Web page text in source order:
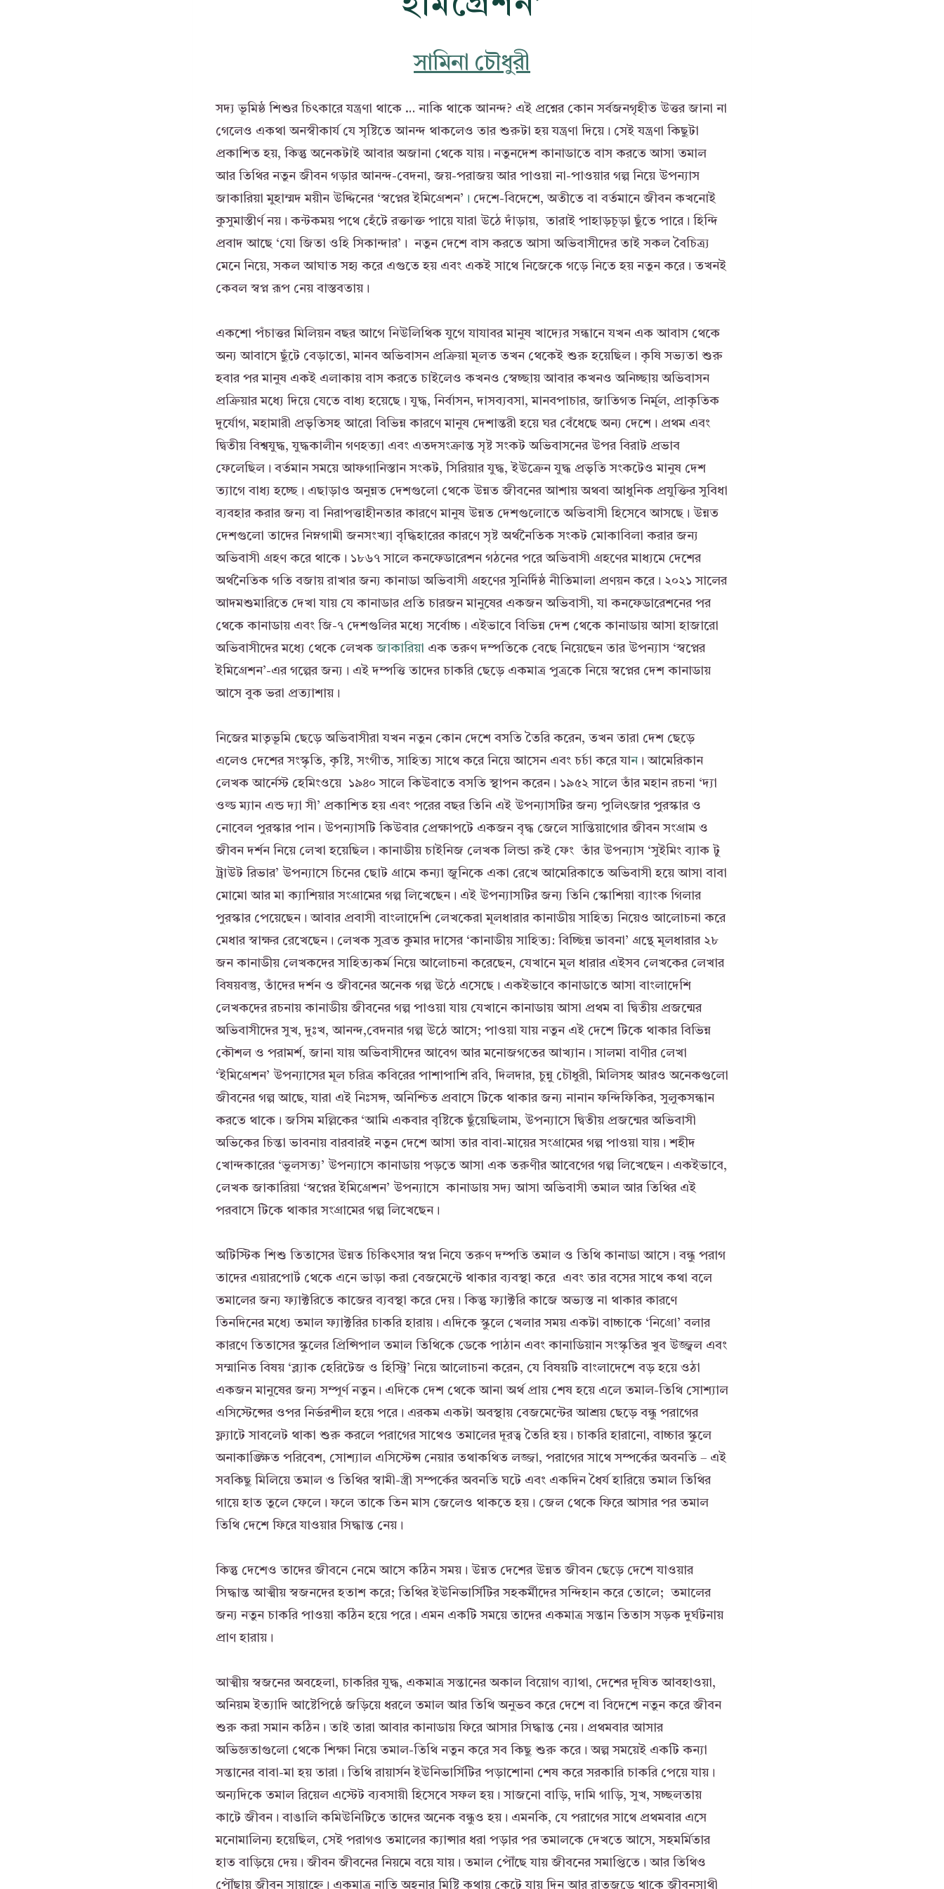
সামিনা চৌধুরী
সদ্য ভূমিষ্ঠ শিশুর চিৎকারে যন্ত্রণা থাকে … নাকি থাকে আনন্দ? এই প্রশ্নের কোন সর্বজনগৃহীত উত্তর জানা না
গেলেও একথা অনস্বীকার্য যে সৃষ্টিতে আনন্দ থাকলেও তার শুরুটা হয় যন্ত্রণা দিয়ে। সেই যন্ত্রণা কিছুটা
প্রকাশিত হয়, কিন্তু অনেকটাই আবার অজানা থেকে যায়। নতুনদেশ কানাডাতে বাস করতে আসা তমাল
আর তিথির নতুন জীবন গড়ার আনন্দ-বেদনা, জয়-পরাজয় আর পাওয়া না-পাওয়ার গল্প নিয়ে উপন্যাস
জাকারিয়া মুহাম্মদ ময়ীন উদ্দিনের ‘স্বপ্নের ইমিগ্রেশন’ । দেশে-বিদেশে, অতীতে বা বর্তমানে জীবন কখনোই
কুসুমাস্তীর্ণ নয়। কন্টকময় পথে হেঁটে রক্তাক্ত পায়ে যারা উঠে দাঁড়ায়, তারাই পাহাড়চূড়া ছুঁতে পারে। হিন্দি
প্রবাদ আছে ‘যো জিতা ওহি সিকান্দার’। নতুন দেশে বাস করতে আসা অভিবাসীদের তাই সকল বৈচিত্র্য
মেনে নিয়ে, সকল আঘাত সহ্য করে এগুতে হয় এবং একই সাথে নিজেকে গড়ে নিতে হয় নতুন করে। তখনই
কেবল স্বপ্ন রূপ নেয় বাস্তবতায়।
একশো পঁচাত্তর মিলিয়ন বছর আগে নিউলিথিক যুগে যাযাবর মানুষ খাদ্যের সন্ধানে যখন এক আবাস থেকে
অন্য আবাসে ছুঁটে বেড়াতো, মানব অভিবাসন প্রক্রিয়া মূলত তখন থেকেই শুরু হয়েছিল। কৃষি সভ্যতা শুরু
হবার পর মানুষ একই এলাকায় বাস করতে চাইলেও কখনও স্বেচ্ছায় আবার কখনও অনিচ্ছায় অভিবাসন
প্রক্রিয়ার মধ্যে দিয়ে যেতে বাধ্য হয়েছে। যুদ্ধ, নির্বাসন, দাসব্যবসা, মানবপাচার, জাতিগত নির্মূল, প্রাকৃতিক
দুর্যোগ, মহামারী প্রভৃতিসহ আরো বিভিন্ন কারণে মানুষ দেশান্তরী হয়ে ঘর বেঁধেছে অন্য দেশে। প্রথম এবং
দ্বিতীয় বিশ্বযুদ্ধ, যুদ্ধকালীন গণহত্যা এবং এতদসংক্রান্ত সৃষ্ট সংকট অভিবাসনের উপর বিরাট প্রভাব
ফেলেছিল। বর্তমান সময়ে আফগানিস্তান সংকট, সিরিয়ার যুদ্ধ, ইউক্রেন যুদ্ধ প্রভৃতি সংকটেও মানুষ দেশ
ত্যাগে বাধ্য হচ্ছে। এছাড়াও অনুন্নত দেশগুলো থেকে উন্নত জীবনের আশায় অথবা আধুনিক প্রযুক্তির সুবিধা
ব্যবহার করার জন্য বা নিরাপত্তাহীনতার কারণে মানুষ উন্নত দেশগুলোতে অভিবাসী হিসেবে আসছে। উন্নত
দেশগুলো তাদের নিম্নগামী জনসংখ্যা বৃদ্ধিহারের কারণে সৃষ্ট অর্থনৈতিক সংকট মোকাবিলা করার জন্য
অভিবাসী গ্রহণ করে থাকে। ১৮৬৭ সালে কনফেডারেশন গঠনের পরে অভিবাসী গ্রহণের মাধ্যমে দেশের
অর্থনৈতিক গতি বজায় রাখার জন্য কানাডা অভিবাসী গ্রহণের সুনির্দিষ্ঠ নীতিমালা প্রণয়ন করে। ২০২১ সালের
আদমশুমারিতে দেখা যায় যে কানাডার প্রতি চারজন মানুষের একজন অভিবাসী, যা কনফেডারেশনের পর
থেকে কানাডায় এবং জি-৭ দেশগুলির মধ্যে সর্বোচ্চ। এইভাবে বিভিন্ন দেশ থেকে কানাডায় আসা হাজারো
অভিবাসীদের মধ্যে থেকে লেখকজাকারিয়া এক তরুণ দম্পতিকে বেছে নিয়েছেন তার উপন্যাস ‘স্বপ্নের
ইমিগ্রেশন’-এর গল্পের জন্য। এই দম্পত্তি তাদের চাকরি ছেড়ে একমাত্র পুত্রকে নিয়ে স্বপ্নের দেশ কানাডায়
আসে বুক ভরা প্রত্যাশায়।
নিজের মাতৃভূমি ছেড়ে অভিবাসীরা যখন নতুন কোন দেশে বসতি তৈরি করেন, তখন তারা দেশ ছেড়ে
এলেও দেশের সংস্কৃতি, কৃষ্টি, সংগীত, সাহিত্য সাথে করে নিয়ে আসেন এবং চর্চা করে যান । আমেরিকান
লেখক আর্নেস্ট হেমিংওয়ে ১৯৪০ সালে কিউবাতে বসতি স্থাপন করেন। ১৯৫২ সালে তাঁর মহান রচনা ‘দ্যা
ওল্ড ম্যান এন্ড দ্যা সী’ প্রকাশিত হয় এবং পরের বছর তিনি এই উপন্যাসটির জন্য পুলিৎজার পুরস্কার ও
নোবেল পুরস্কার পান। উপন্যাসটি কিউবার প্রেক্ষাপটে একজন বৃদ্ধ জেলে সান্তিয়াগোর জীবন সংগ্রাম ও
জীবন দর্শন নিয়ে লেখা হয়েছিল। কানাডীয় চাইনিজ লেখক লিন্ডা রুই ফেং তাঁর উপন্যাস ‘সুইমিং ব্যাক টু
ট্রাউট রিভার’ উপন্যাসে চিনের ছোট গ্রামে কন্যা জুনিকে একা রেখে আমেরিকাতে অভিবাসী হয়ে আসা বাবা
মোমো আর মা ক্যাশিয়ার সংগ্রামের গল্প লিখেছেন। এই উপন্যাসটির জন্য তিনি স্কোশিয়া ব্যাংক গিলার
পুরস্কার পেয়েছেন। আবার প্রবাসী বাংলাদেশি লেখকেরা মূলধারার কানাডীয় সাহিত্য নিয়েও আলোচনা করে
মেধার স্বাক্ষর রেখেছেন। লেখক সুব্রত কুমার দাসের ‘কানাডীয় সাহিত্য: বিচ্ছিন্ন ভাবনা’ গ্রন্থে মূলধারার ২৮
জন কানাডীয় লেখকদের সাহিত্যকর্ম নিয়ে আলোচনা করেছেন, যেখানে মূল ধারার এইসব লেখকের লেখার
বিষয়বস্তু, তাঁদের দর্শন ও জীবনের অনেক গল্প উঠে এসেছে। একইভাবে কানাডাতে আসা বাংলাদেশি
লেখকদের রচনায় কানাডীয় জীবনের গল্প পাওয়া যায় যেখানে কানাডায় আসা প্রথম বা দ্বিতীয় প্রজন্মের
অভিবাসীদের সুখ, দুঃখ, আনন্দ,বেদনার গল্প উঠে আসে; পাওয়া যায় নতুন এই দেশে টিকে থাকার বিভিন্ন
কৌশল ও পরামর্শ, জানা যায় অভিবাসীদের আবেগ আর মনোজগতের আখ্যান। সালমা বাণীর লেখা
‘ইমিগ্রেশন’ উপন্যাসের মূল চরিত্র কবিরের পাশাপাশি রবি, দিলদার, চুন্নু চৌধুরী, মিলিসহ আরও অনেকগুলো
জীবনের গল্প আছে, যারা এই নিঃসঙ্গ, অনিশ্চিত প্রবাসে টিকে থাকার জন্য নানান ফন্দিফিকির, সুলুকসন্ধান
করতে থাকে। জসিম মল্লিকের ‘আমি একবার বৃষ্টিকে ছুঁয়েছিলাম, উপন্যাসে দ্বিতীয় প্রজন্মের অভিবাসী
অভিকের চিন্তা ভাবনায় বারবারই নতুন দেশে আসা তার বাবা-মায়ের সংগ্রামের গল্প পাওয়া যায়। শহীদ
খোন্দকারের ‘ভুলসত্য’ উপন্যাসে কানাডায় পড়তে আসা এক তরুণীর আবেগের গল্প লিখেছেন। একইভাবে,
লেখক জাকারিয়া ‘স্বপ্নের ইমিগ্রেশন’ উপন্যাসে কানাডায় সদ্য আসা অভিবাসী তমাল আর তিথির এই
পরবাসে টিকে থাকার সংগ্রামের গল্প লিখেছেন।
অটিস্টিক শিশু তিতাসের উন্নত চিকিৎসার স্বপ্ন নিযে তরুণ দম্পতি তমাল ও তিথি কানাডা আসে। বন্ধু পরাগ
তাদের এয়ারপোর্ট থেকে এনে ভাড়া করা বেজমেন্টে থাকার ব্যবস্থা করে এবং তার বসের সাথে কথা বলে
তমালের জন্য ফ্যাক্টরিতে কাজের ব্যবস্থা করে দেয়। কিন্তু ফ্যাক্টরি কাজে অভ্যস্ত না থাকার কারণে
তিনদিনের মধ্যে তমাল ফ্যাক্টরির চাকরি হারায়। এদিকে স্কুলে খেলার সময় একটা বাচ্চাকে ‘নিগ্রো’ বলার
কারণে তিতাসের স্কুলের প্রিন্সিপাল তমাল তিথিকে ডেকে পাঠান এবং কানাডিয়ান সংস্কৃতির খুব উজ্জ্বল এবং
সম্মানিত বিষয় ‘ব্ল্যাক হেরিটেজ ও হিস্ট্রি’ নিয়ে আলোচনা করেন, যে বিষয়টি বাংলাদেশে বড় হয়ে ওঠা
একজন মানুষের জন্য সম্পূর্ণ নতুন। এদিকে দেশ থেকে আনা অর্থ প্রায় শেষ হয়ে এলে তমাল-তিথি সোশ্যাল
এসিস্টেন্সের ওপর নির্ভরশীল হয়ে পরে। এরকম একটা অবস্থায় বেজমেন্টের আশ্রয় ছেড়ে বন্ধু পরাগের
ফ্ল্যাটে সাবলেট থাকা শুরু করলে পরাগের সাথেও তমালের দূরত্ব তৈরি হয়। চাকরি হারানো, বাচ্চার স্কুলে
অনাকাঙ্ক্ষিত পরিবেশ, সোশ্যাল এসিস্টেন্স নেয়ার তথাকথিত লজ্জা, পরাগের সাথে সম্পর্কের অবনতি – এই
সবকিছু মিলিয়ে তমাল ও তিথির স্বামী-স্ত্রী সম্পর্কের অবনতি ঘটে এবং একদিন ধৈর্য হারিয়ে তমাল তিথির
গায়ে হাত তুলে ফেলে। ফলে তাকে তিন মাস জেলেও থাকতে হয়। জেল থেকে ফিরে আসার পর তমাল
তিথি দেশে ফিরে যাওয়ার সিদ্ধান্ত নেয়।
কিন্তু দেশেও তাদের জীবনে নেমে আসে কঠিন সময়। উন্নত দেশের উন্নত জীবন ছেড়ে দেশে যাওয়ার
সিদ্ধান্ত আত্মীয় স্বজনদের হতাশ করে; তিথির ইউনিভার্সিটির সহকর্মীদের সন্দিহান করে তোলে; তমালের
জন্য নতুন চাকরি পাওয়া কঠিন হয়ে পরে। এমন একটি সময়ে তাদের একমাত্র সন্তান তিতাস সড়ক দুর্ঘটনায়
প্রাণ হারায়।
আত্মীয় স্বজনের অবহেলা, চাকরির যুদ্ধ, একমাত্র সন্তানের অকাল বিয়োগ ব্যাথা, দেশের দূষিত আবহাওয়া,
অনিয়ম ইত্যাদি আষ্টেপিষ্ঠে জড়িয়ে ধরলে তমাল আর তিথি অনুভব করে দেশে বা বিদেশে নতুন করে জীবন
শুরু করা সমান কঠিন। তাই তারা আবার কানাডায় ফিরে আসার সিদ্ধান্ত নেয়। প্রথমবার আসার
অভিজ্ঞতাগুলো থেকে শিক্ষা নিয়ে তমাল-তিথি নতুন করে সব কিছু শুরু করে। অল্প সময়েই একটি কন্যা
সন্তানের বাবা-মা হয় তারা। তিথি রায়ার্সন ইউনিভার্সিটির পড়াশোনা শেষ করে সরকারি চাকরি পেয়ে যায়।
অন্যদিকে তমাল রিয়েল এস্টেট ব্যবসায়ী হিসেবে সফল হয়। সাজনো বাড়ি, দামি গাড়ি, সুখ, সচ্ছলতায়
কাটে জীবন। বাঙালি কমিউনিটিতে তাদের অনেক বন্ধুও হয়। এমনকি, যে পরাগের সাথে প্রথমবার এসে
মনোমালিন্য হয়েছিল, সেই পরাগও তমালের ক্যান্সার ধরা পড়ার পর তমালকে দেখতে আসে, সহমর্মিতার
হাত বাড়িয়ে দেয়। জীবন জীবনের নিয়মে বয়ে যায়। তমাল পৌঁছে যায় জীবনের সমাপ্তিতে। আর তিথিও
পৌঁছায় জীবন সায়াহ্নে। একমাত্র নাতি অহনার মিষ্টি কথায় কেটে যায় দিন আর রাতজুড়ে থাকে জীবনসাথী